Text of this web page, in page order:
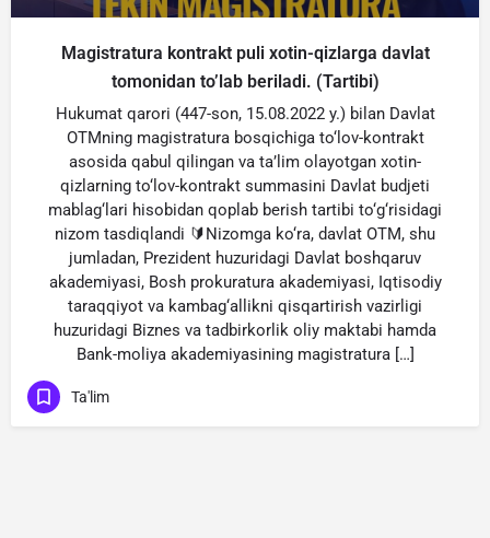
Magistratura kontrakt puli xotin-qizlarga davlat
tomonidan to’lab beriladi. (Tartibi)
Hukumat qarori (447-son, 15.08.2022 y.) bilan Davlat
OTMning magistratura bosqichiga to‘lov-kontrakt
asosida qabul qilingan va ta’lim olayotgan xotin-
qizlarning to‘lov-kontrakt summasini Davlat budjeti
mablag‘lari hisobidan qoplab berish tartibi to‘g‘risidagi
nizom tasdiqlandi 🔰Nizomga ko‘ra, davlat OTM, shu
jumladan, Prezident huzuridagi Davlat boshqaruv
akademiyasi, Bosh prokuratura akademiyasi, Iqtisodiy
taraqqiyot va kambag‘allikni qisqartirish vazirligi
huzuridagi Biznes va tadbirkorlik oliy maktabi hamda
Bank-moliya akademiyasining magistratura […]
Ta'lim